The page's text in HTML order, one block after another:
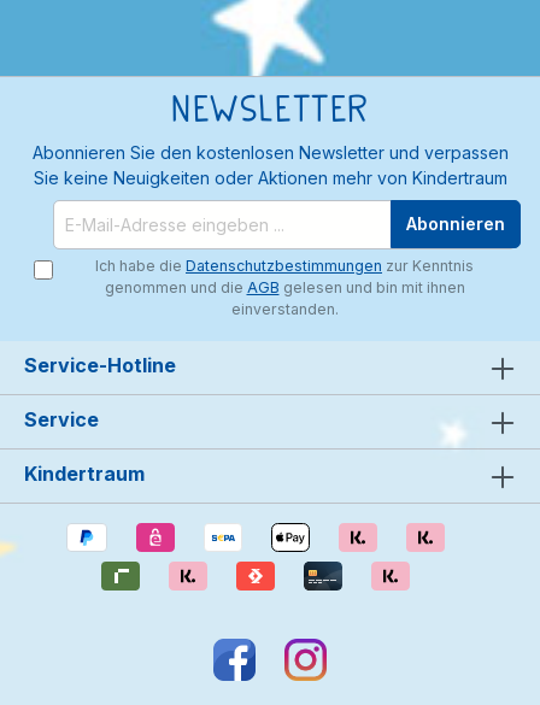
Newsletter
Abonnieren Sie den kostenlosen Newsletter und verpassen
Sie keine Neuigkeiten oder Aktionen mehr von Kindertraum
Abonnieren
Ich habe die Datenschutzbestimmungen zur Kenntnis
genommen und die AGB gelesen und bin mit ihnen
einverstanden.
Service-Hotline
Service
Kindertraum